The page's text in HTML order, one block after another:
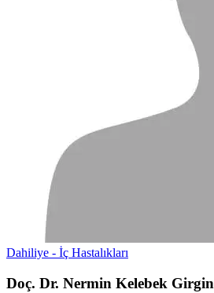
Dahiliye - İç Hastalıkları
Doç. Dr. Nermin Kelebek Girgin